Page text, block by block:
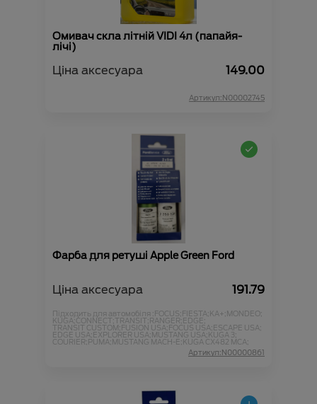
Омивач скла літній VIDI 4л (папайя-
лічі)
Ціна аксесуара 149.00
Артикул:N00002745
Фарба для ретуші Apple Green Ford
Ціна аксесуара 191.79
Підходить для автомобіля :FOCUS;FIESTA;KA+;MONDEO;
KUGA;CONNECT;TRANSIT;RANGER;EDGE;
TRANSIT CUSTOM;FUSION USA;FOCUS USA;ESCAPE USA;
EDGE USA;EXPLORER USA;MUSTANG USA;KUGA 3;
COURIER;PUMA;MUSTANG MACH-E;KUGA CX482 MCA;
Артикул:N00000861